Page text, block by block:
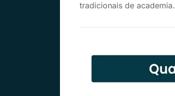
tradicionais de academia.